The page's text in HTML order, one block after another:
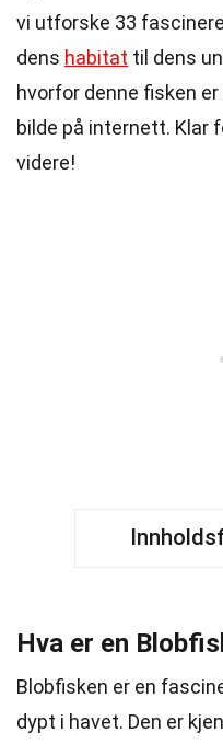
vi utforske 33
dens habitat til dens
hvorfor denne fisken
bilde på internett. Klar
videre!
Hva er en
Blobfisken er en
dypt i havet. Den er